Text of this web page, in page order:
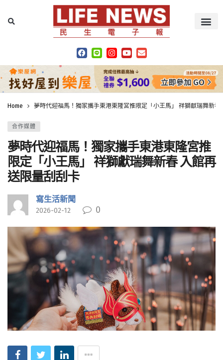
Home 夢時代迎福馬！獨家攜手東港東隆宮推限定「小王馬」 祥獅獻瑞舞新春
合作媒體
夢時代迎福馬！獨家攜手東港東隆宮推
限定「小王馬」 祥獅獻瑞舞新春 入館再
送限量刮刮卡
寫生活新聞
2026-02-12 0